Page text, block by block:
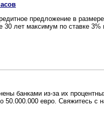
предложение в
30 лет максимум по ставке 3%
банками из-за их
50.000.000 евро. Свяжитесь с